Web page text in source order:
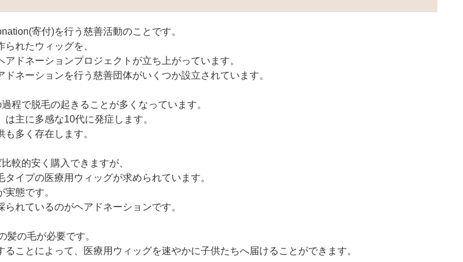
寄付)を行う慈善活動のことです。
れたウィッグを、
ドネーションプロジェクトが立ち上がっています。
ドネーションを行う慈善団体がいくつか設立されています。
程で脱毛の起きることが多くなっています。
主に多感な10代に発症します。
も多く存在します。
較的安く購入できますが、
イプの医療用ウィッグが求められています。
態です。
られているのがヘアドネーションです。
の毛が必要です。
ることによって、医療用ウィッグを速やかに子供たちへ届けることができます。